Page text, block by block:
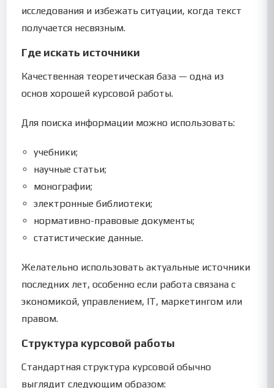
исследования и избежать ситуации, когда текст
получается несвязным.
Где искать источники
Качественная теоретическая база — одна из
основ хорошей курсовой работы.
Для поиска информации можно использовать:
учебники;
научные статьи;
монографии;
электронные библиотеки;
нормативно-правовые документы;
статистические данные.
Желательно использовать актуальные источники
последних лет, особенно если работа связана с
экономикой, управлением, IT, маркетингом или
правом.
Структура курсовой работы
Стандартная структура курсовой обычно
выглядит следующим образом: